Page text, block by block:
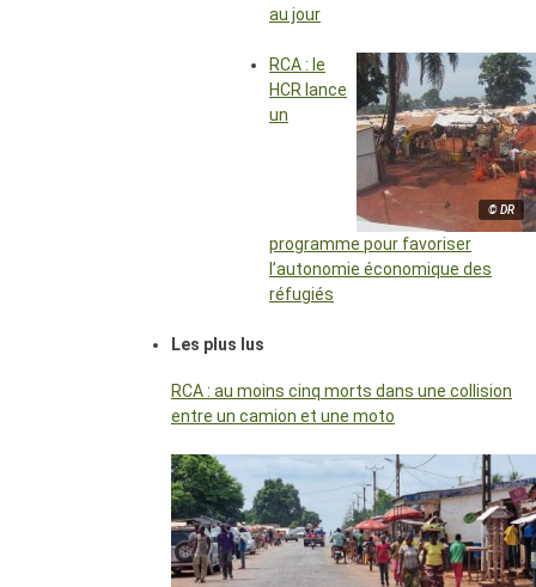
au jour
© DR
RCA : le
HCR lance
un
programme pour favoriser
l’autonomie économique des
réfugiés
Les plus lus
RCA : au moins cinq morts dans une collision
entre un camion et une moto